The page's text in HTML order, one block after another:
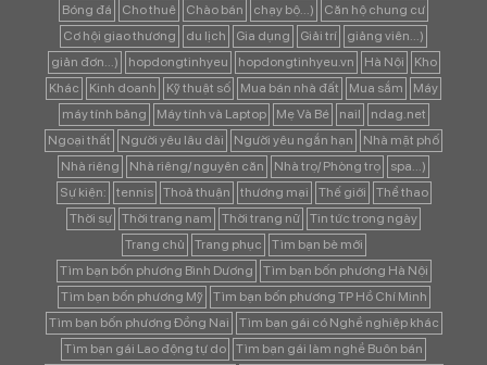
Bóng đá
Cho thuê Chào bán chạy bộ...)
Căn hộ chung cư
Cơ hội giao thương
du lịch Gia dụng Giải trí
giảng viên...)
giản đơn...)
hopdongtinhyeu hopdongtinhyeu.vn Hà Nội
Kho
Khác
Kinh doanh Kỹ thuật số Mua bán nhà đất Mua sắm
Máy
máy tính bảng
Máy tính và Laptop Mẹ Và Bé nail
ndag.net
Ngoại thất
Người yêu lâu dài Người yêu ngắn hạn
Nhà mặt phố
Nhà riêng
Nhà riêng/ nguyên căn Nhà trọ/ Phòng trọ
spa...)
Sự kiện:
tennis Thoả thuận thương mại Thế giới
Thể thao
Thời sự
Thời trang nam Thời trang nữ
Tin tức trong ngày
Trang chủ
Trang phục
Tìm bạn bè mới
Tìm bạn bốn phương Bình Dương
Tìm bạn bốn phương Hà Nội
Tìm bạn bốn phương Mỹ
Tìm bạn bốn phương TP Hồ Chí Minh
Tìm bạn bốn phương Đồng Nai
Tìm bạn gái có Nghề nghiệp khác
Tìm bạn gái Lao động tự do
Tìm bạn gái làm nghề Buôn bán